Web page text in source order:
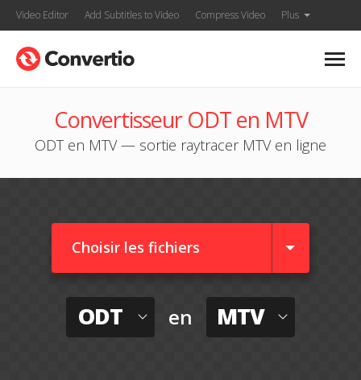
Video Editor Add Subtitles to Video Compress Video Plus
Convertisseur ODT en MTV
ODT en MTV — sortie raytracer MTV en ligne
Choisir les fichiers
ODT en MTV